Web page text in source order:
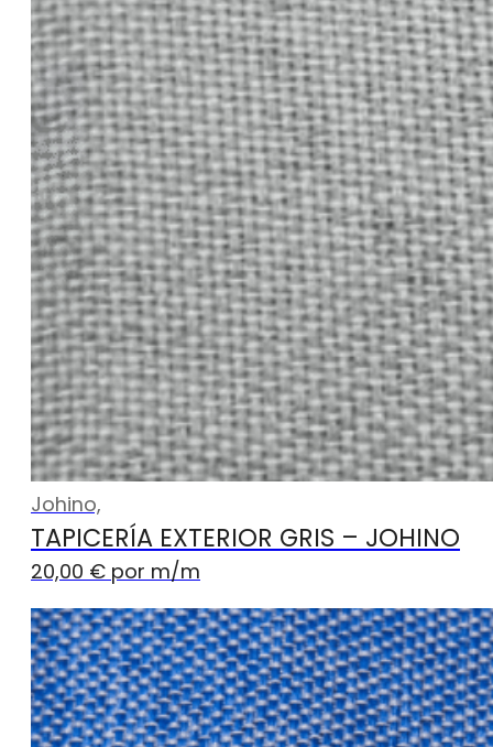
Johino,
TAPICERÍA EXTERIOR GRIS – JOHINO
20,00 € por m/m